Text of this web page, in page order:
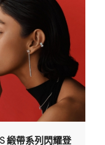
緞帶系列閃耀登